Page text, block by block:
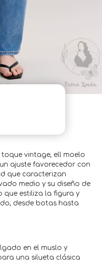
vintage, ell moelo
un ajuste favorecedor con
que caracterizan
medio y su diseño de
que estiliza la figura y
desde botas hasta
en el muslo y
una silueta clásica